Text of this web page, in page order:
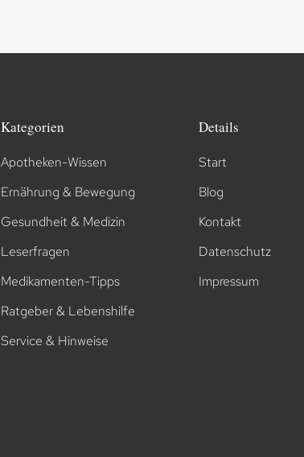
Kategorien
Apotheken-Wissen
Ernährung & Bewegung
Gesundheit & Medizin
Leserfragen
Medikamenten-Tipps
Ratgeber & Lebenshilfe
Service & Hinweise
Details
Start
Blog
Kontakt
Datenschutz
Impressum